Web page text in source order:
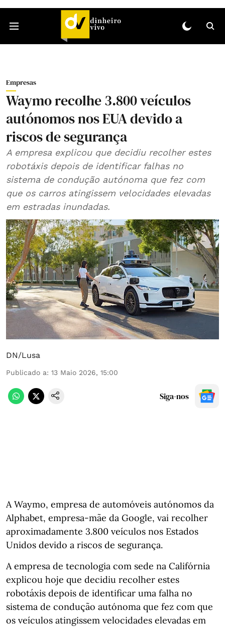
Empresas
Waymo recolhe 3.800 veículos
autónomos nos EUA devido a
riscos de segurança
A empresa explicou que decidiu recolher estes
robotáxis depois de identificar falhas no
sistema de condução autónoma que fez com
que os carros atingissem velocidades elevadas
em estradas inundadas.
DN/Lusa
Publicado a: 13 Maio 2026, 15:00
Siga-nos
A Waymo, empresa de automóveis autónomos da
Alphabet, empresa-mãe da Google, vai recolher
aproximadamente 3.800 veículos nos Estados
Unidos devido a riscos de segurança.
A empresa de tecnologia com sede na Califórnia
explicou hoje que decidiu recolher estes
robotáxis depois de identificar uma falha no
sistema de condução autónoma que fez com que
os veículos atingissem velocidades elevadas em